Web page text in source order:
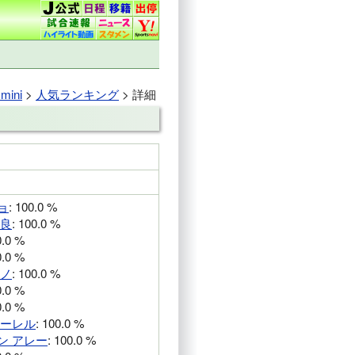
> 人気ランキング > 詳細
: 100.0 %
: 100.0 %
%
%
: 100.0 %
%
%
レル: 100.0 %
アレー: 100.0 %